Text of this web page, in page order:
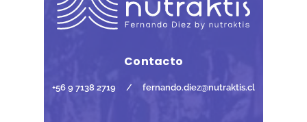
Contacto
+56 9 7138 2719 / fernando.diez@nutraktis.cl